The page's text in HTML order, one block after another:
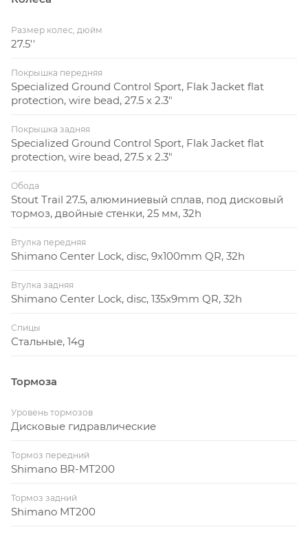
Размер колес, дюйм
27.5''
Покрышка передняя
Specialized Ground Control Sport, Flak Jacket flat
protection, wire bead, 27.5 x 2.3"
Покрышка задняя
Specialized Ground Control Sport, Flak Jacket flat
protection, wire bead, 27.5 x 2.3"
Обода
Stout Trail 27.5, алюминиевый сплав, под дисковый
тормоз, двойные стенки, 25 мм, 32h
Втулка передняя
Shimano Center Lock, disc, 9x100mm QR, 32h
Втулка задняя
Shimano Center Lock, disc, 135x9mm QR, 32h
Спицы
Стальные, 14g
Тормоза
Уровень тормозов
Дисковые гидравлические
Тормоз передний
Shimano BR-MT200
Тормоз задний
Shimano MT200